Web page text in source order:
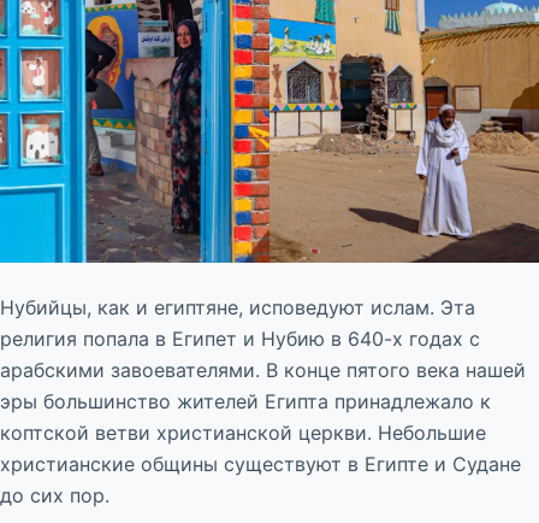
Нубийцы, как и египтяне, исповедуют ислам. Эта
религия попала в Египет и Нубию в 640-х годах с
арабскими завоевателями. В конце пятого века нашей
эры большинство жителей Египта принадлежало к
коптской ветви христианской церкви. Небольшие
христианские общины существуют в Египте и Судане
до сих пор.